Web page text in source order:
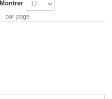
Montrer
par page